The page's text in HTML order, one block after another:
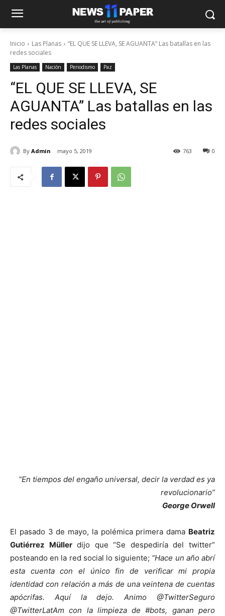
Inicio Las Planas
“EL QUE SE LLEVA, SE AGUANTA” Las batallas en las
redes sociales
Las Planas Nación Periodismo Paz
“EL QUE SE LLEVA, SE
AGUANTA” Las batallas en las
redes sociales
By Admin mayo 5, 2019 0
763
“En tiempos del engaño universal, decir la verdad es ya
revolucionario”
George Orwell
El pasado 3 de mayo, la polémica primera dama Beatriz
Gutiérrez Müllerdijo que “Se despediría del twitter”
posteando en la red social lo siguiente; “Hace un año abrí
esta cuenta con el único fin de verificar mi propia
identidad con relación a más de una veintena de cuentas
apócrifas. Aquí la dejo. Animo @TwitterSeguro
@TwitterLatAm con la limpieza de #bots, ganan pero